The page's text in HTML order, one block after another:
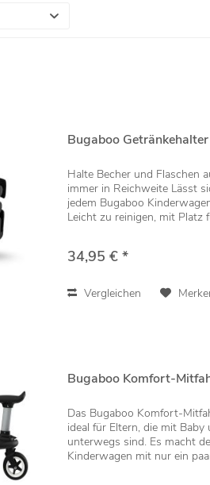
Bugaboo Getränkehalter
Halte Becher und Flaschen
immer in Reichweite Lässt
jedem Bugaboo
Leicht zu reinigen, mit Platz
34,95 € *
Vergleichen
Bugaboo Komfort-
Das Bugaboo Komfort-
ideal für Eltern, die mit Baby
unterwegs sind. Es macht
Kinderwagen mit nur ein